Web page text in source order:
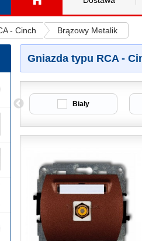
- Cinch Brązowy Metalik
Gniazda typu RCA -
Biały